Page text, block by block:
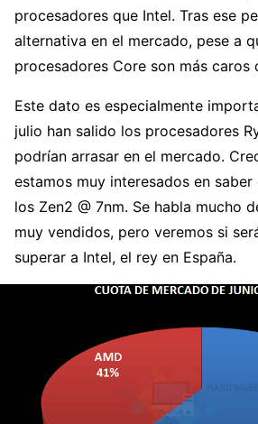
procesadores que Intel. Tras ese
alternativa en el mercado, pese a
procesadores Core son más caros
Este dato es especialmente
julio han salido los procesadores
podrían arrasar en el mercado.
estamos muy interesados en
los Zen2 @ 7nm. Se habla mucho
muy vendidos, pero veremos si
superar a Intel, el rey en España.